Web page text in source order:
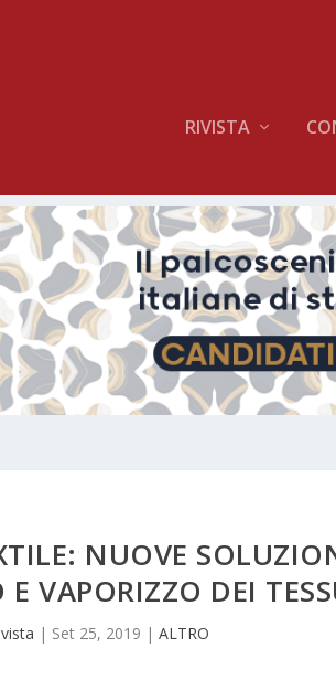
RIVISTA
NUOVE
VAPORIZZO DEI
| Set 25, 2019 | ALTRO